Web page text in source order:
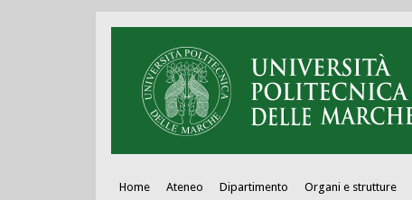
Home Ateneo Dipartimento Organi e strutture